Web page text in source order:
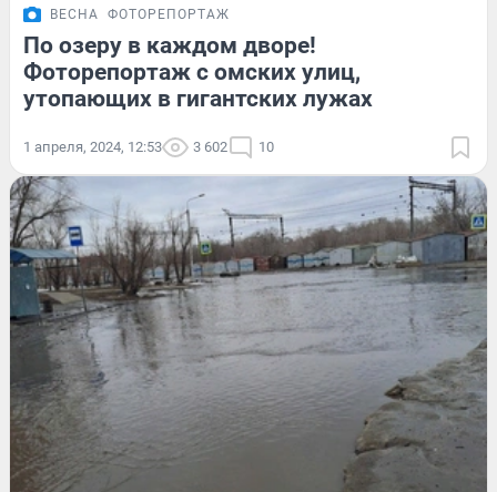
ВЕСНА ФОТОРЕПОРТАЖ
По озеру в каждом дворе!
Фоторепортаж с омских улиц,
утопающих в гигантских лужах
1 апреля, 2024, 12:53 3 602 10